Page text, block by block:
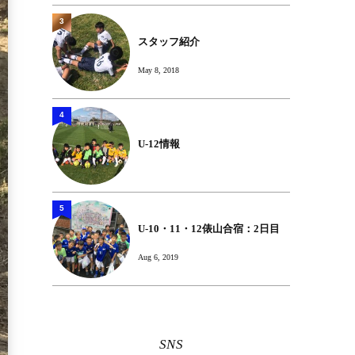
スタッフ紹介
May 8, 2018
3
U-12情報
4
U-10・11・12俵山合宿：2日目
Aug 6, 2019
5
SNS